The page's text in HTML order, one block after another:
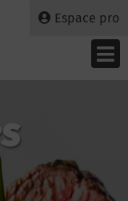
Espace pro